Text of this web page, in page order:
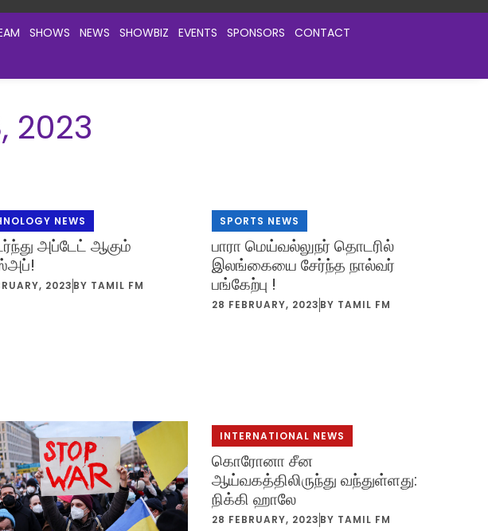
SHOWS NEWS SHOWBIZ EVENTS SPONSORS CONTACT
2023
NEWS
அப்டேட் ஆகும்
2023 BY TAMIL FM
SPORTS NEWS
பாரா மெய்வல்லுநர் தொடரில்
இலங்கையை சேர்ந்த நால்வர்
பங்கேற்பு !
28 FEBRUARY, 2023 BY TAMIL FM
INTERNATIONAL NEWS
கொரோனா சீன
ஆய்வகத்திலிருந்து வந்துள்ளது:
நிக்கி ஹாலே
28 FEBRUARY, 2023 BY TAMIL FM